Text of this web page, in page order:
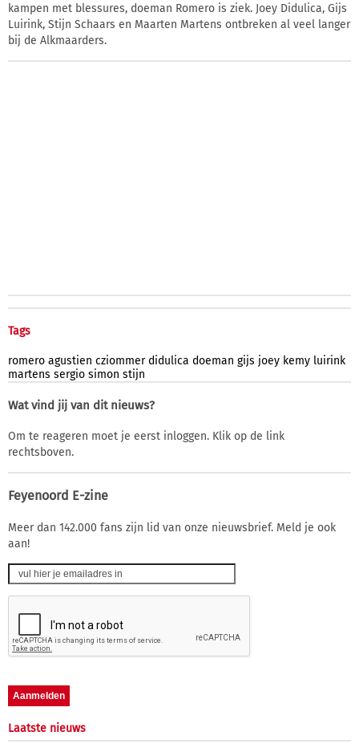
kampen met blessures, doeman Romero is ziek. Joey Didulica, Gijs
Luirink, Stijn Schaars en Maarten Martens ontbreken al veel langer
bij de Alkmaarders.
Tags
romero agustien cziommer didulica doeman gijs joey kemy luirink
martens sergio simon stijn
Wat vind jij van dit nieuws?
Om te reageren moet je eerst inloggen. Klik op de link
rechtsboven.
Feyenoord E-zine
Meer dan 142.000 fans zijn lid van onze nieuwsbrief. Meld je ook
aan!
Laatste nieuws